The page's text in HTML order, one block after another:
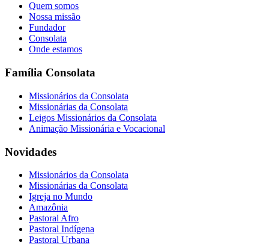
Quem somos
Nossa missão
Fundador
Consolata
Onde estamos
Família Consolata
Missionários da Consolata
Missionárias da Consolata
Leigos Missionários da Consolata
Animação Missionária e Vocacional
Novidades
Missionários da Consolata
Missionárias da Consolata
Igreja no Mundo
Amazônia
Pastoral Afro
Pastoral Indígena
Pastoral Urbana